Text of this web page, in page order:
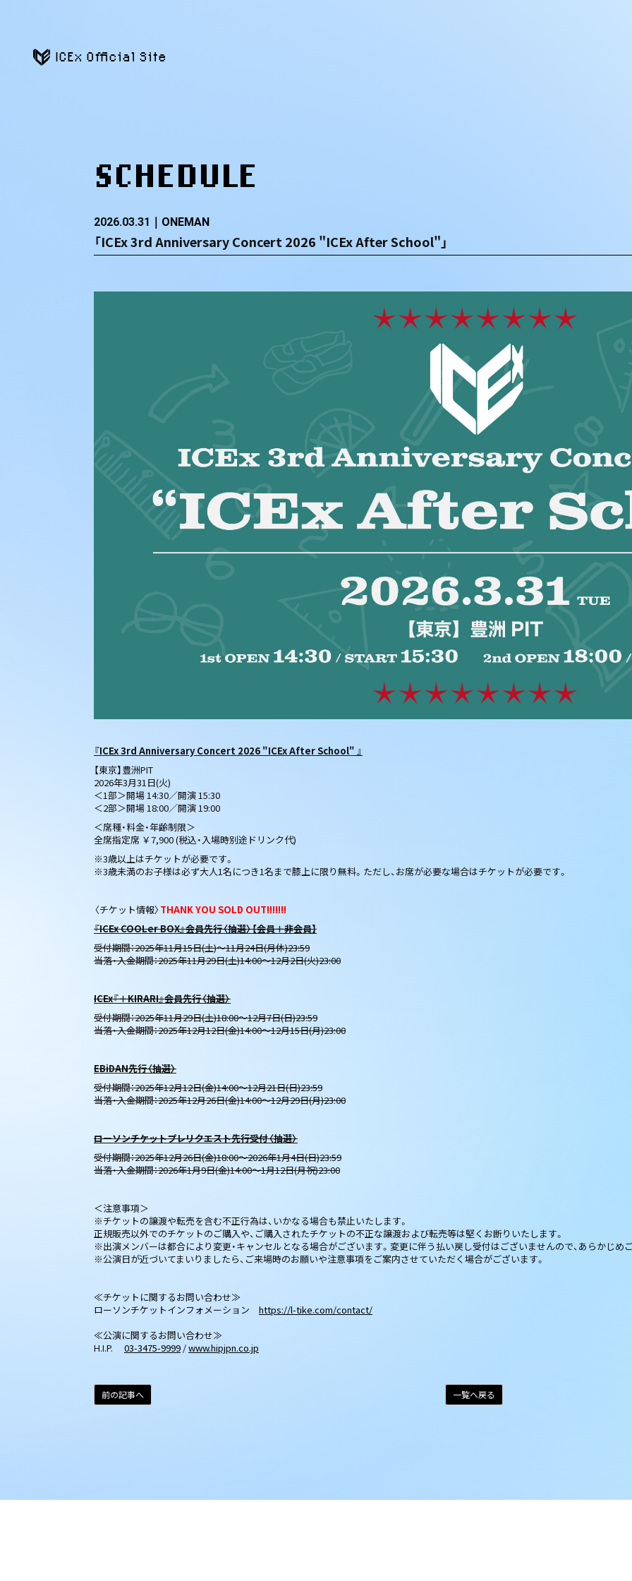
ICEx Official Site
SCHEDULE
2026.03.31 ONEMAN
「ICEx 3rd Anniversary Concert 2026 "ICEx After School"」
『ICEx 3rd Anniversary Concert 2026 "ICEx After School" 』
【東京】豊洲PIT
2026年3月31日(火)
＜1部＞開場 14:30／開演 15:30
＜2部＞開場 18:00／開演 19:00
＜席種・料金・年齢制限＞
全席指定席 ￥7,900 (税込・入場時別途ドリンク代)
※3歳以上はチケットが必要です。
※3歳未満のお子様は必ず大人1名につき1名まで膝上に限り無料。ただし、お席が必要な場合はチケットが必要です。
〈チケット情報〉 THANK YOU SOLD OUT!!!!!!!
『ICEx COOLer BOX』会員先行〈抽選〉【会員＋非会員】
受付期間：2025年11月15日(土)～11月24日(月休)23:59
当落・入金期間：2025年11月29日(土)14:00～12月2日(火)23:00
ICEx『＋KIRARI』会員先行〈抽選〉
受付期間：2025年11月29日(土)18:00～12月7日(日)23:59
当落・入金期間：2025年12月12日(金)14:00～12月15日(月)23:00
EBiDAN先行〈抽選〉
受付期間：2025年12月12日(金)14:00～12月21日(日)23:59
当落・入金期間：2025年12月26日(金)14:00～12月29日(月)23:00
ローソンチケットプレリクエスト先行受付〈抽選〉
受付期間：2025年12月26日(金)18:00～2026年1月4日(日)23:59
当落・入金期間：2026年1月9日(金)14:00～1月12日(月祝)23:00
＜注意事項＞
※チケットの譲渡や転売を含む不正行為は、いかなる場合も禁止いたします。
正規販売以外でのチケットのご購入や、ご購入されたチケットの不正な譲渡および転売等は堅くお断りいたします。
※出演メンバーは都合により変更・キャンセルとなる場合がございます。変更に伴う払い戻し受付はございませんので、あらかじめ
※公演日が近づいてまいりましたら、ご来場時のお願いや注意事項をご案内させていただく場合がございます。
≪チケットに関するお問い合わせ≫
ローソンチケットインフォメーション https://l-tike.com/contact/
≪公演に関するお問い合わせ≫
H.I.P. 03-3475-9999 /www.hipjpn.co.jp
一覧へ戻る
前の記事へ